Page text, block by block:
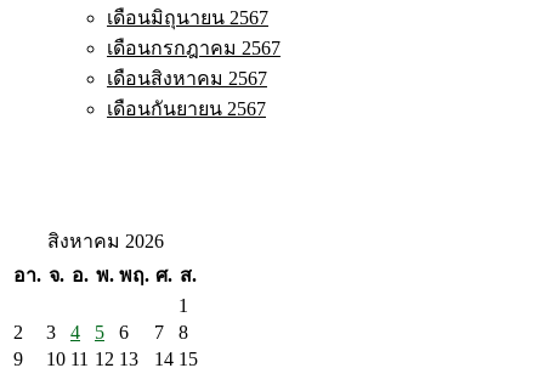
เดือนมิถุนายน 2567
เดือนกรกฎาคม 2567
เดือนสิงหาคม 2567
เดือนกันยายน 2567
สิงหาคม 2026
อา. จ. อ. พ. พฤ. ศ. ส.
1
2
3 4 5 6 7
8
9
10 11 12 13 14 15